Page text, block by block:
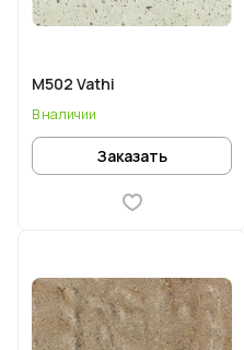
M502 Vathi
В наличии
Заказать